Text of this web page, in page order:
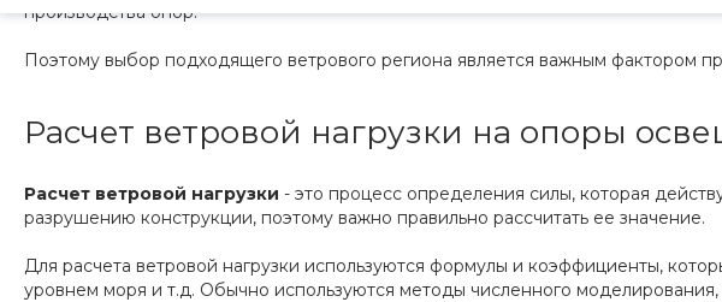
производства опор.
Поэтому выбор подходящего ветрового региона является важным фактором
Расчет ветровой нагрузки на опоры
Расчет ветровой нагрузки - это процесс определения силы, которая
разрушению конструкции, поэтому важно правильно рассчитать ее значение.
Для расчета ветровой нагрузки используются формулы и коэффициенты,
уровнем моря и т.д. Обычно используются методы численного